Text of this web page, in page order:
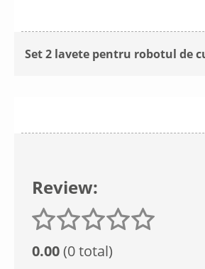
Set 2 lavete pentru robotul de
Review:
0.00(0 total)